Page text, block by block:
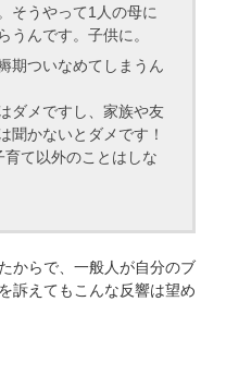
そうやって1人の母に
うんです。子供に。
期ついなめてしまうん
ダメですし、家族や友
聞かないとダメです！
て以外のことはしな
からで、一般人が自分のブ
訴えてもこんな反響は望め